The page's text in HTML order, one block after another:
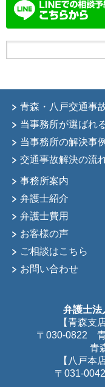
青森・八戸交通事
当事務所が選ばれ
当事務所の解決事例
交通事故解決の流
事務所案内
弁護士紹介
弁護士費用
お客様の声
ご相談はこちら
お問い合わせ
弁護士法
【青森支
〒030-0822
青
【八戸本
〒031-